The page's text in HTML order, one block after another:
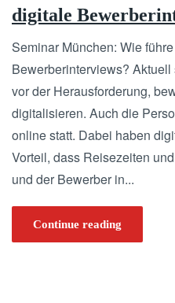
digitale
Seminar München: Wie
Bewerberinterviews?
vor der Herausforderung,
digitalisieren. Auch die
online statt. Dabei haben
Vorteil, dass Reisezeiten
und der Bewerber in...
Continue reading